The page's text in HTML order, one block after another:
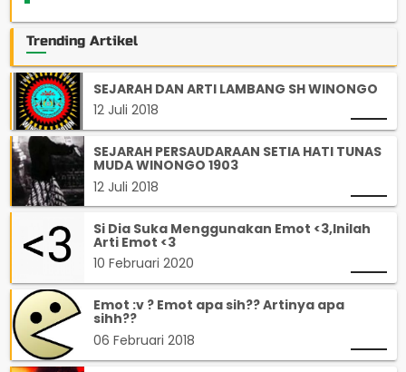
Trending Artikel
SEJARAH DAN ARTI LAMBANG SH WINONGO
12 Juli 2018
SEJARAH PERSAUDARAAN SETIA HATI TUNAS
MUDA WINONGO 1903
12 Juli 2018
Si Dia Suka Menggunakan Emot <3,Inilah
Arti Emot <3
10 Februari 2020
Emot :v ? Emot apa sih?? Artinya apa
sihh??
06 Februari 2018